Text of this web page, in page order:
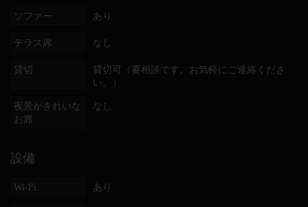
ソファー あり
テラス席 なし
貸切
貸切可（要相談です。お気軽にご連絡くださ
い。）
夜景がきれいな
お席
なし
設備
Wi-Fi あり